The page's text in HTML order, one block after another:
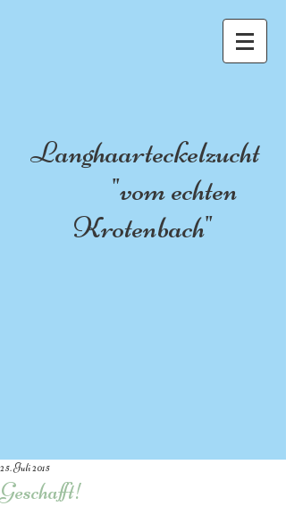
Langhaarteckelzucht
"vom echten
Krotenbach"
Geschafft!
25. Juli 2015